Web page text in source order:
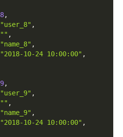
8,
"user_8" ,
"" ,
"name_8" ,
"2018-10-24 10:00:00" ,
9,
"user_9" ,
"" ,
"name_9" ,
"2018-10-24 10:00:00" ,